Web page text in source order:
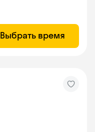
Выбрать время